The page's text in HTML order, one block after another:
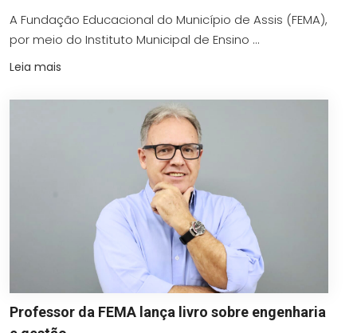
A Fundação Educacional do Município de Assis (FEMA),
por meio do Instituto Municipal de Ensino ...
Leia mais
Professor da FEMA lança livro sobre engenharia